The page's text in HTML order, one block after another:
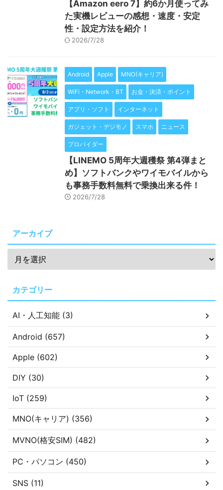
【Amazon eero 7】約6か月使ってみ
た実機レビューの感想・速度・安定
性・設定方法を紹介！
2026/7/28
Android Apple MNO(キャリア)
WiFi・Network・BT お金・決済・ポイント
アプリ・ソフト インターネット
ガジェット・デジモノ スマホ ニュース
プロバイダー
【LINEMO 5周年大週穫祭 第4弾まと
め】ソフトバンクやワイモバイルから
も事務手数料無料で乗換出来る件！
2026/7/28
アーカイブ
カテゴリー
AI・人工知能 (3)
Android (657)
Apple (602)
DIY (30)
IoT (259)
MNO(キャリア) (356)
MVNO(格安SIM) (482)
PC・パソコン (450)
SNS (11)